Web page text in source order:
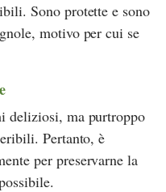
Sono protette e sono
motivo per cui se
deliziosi, ma purtroppo
Pertanto, è
per preservarne la